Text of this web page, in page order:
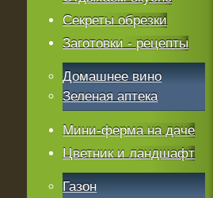
Секреты обрезки
Заготовки - рецепты
Домашнее вино
Зеленая аптека
Мини-ферма на даче
Цветник и ландшафт
Газон